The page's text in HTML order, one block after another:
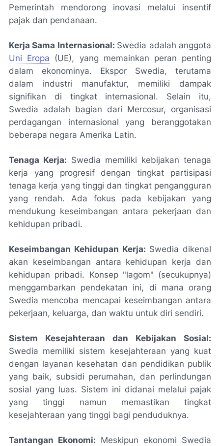
Pemerintah mendorong inovasi melalui insentif
pajak dan pendanaan.
Kerja Sama Internasional: Swedia adalah anggota
Uni Eropa (UE), yang memainkan peran penting
dalam ekonominya. Ekspor Swedia, terutama
dalam industri manufaktur, memiliki dampak
signifikan di tingkat internasional. Selain itu,
Swedia adalah bagian dari Mercosur, organisasi
perdagangan internasional yang beranggotakan
beberapa negara Amerika Latin.
Tenaga Kerja: Swedia memiliki kebijakan tenaga
kerja yang progresif dengan tingkat partisipasi
tenaga kerja yang tinggi dan tingkat pengangguran
yang rendah. Ada fokus pada kebijakan yang
mendukung keseimbangan antara pekerjaan dan
kehidupan pribadi.
Keseimbangan Kehidupan Kerja: Swedia dikenal
akan keseimbangan antara kehidupan kerja dan
kehidupan pribadi. Konsep "lagom" (secukupnya)
menggambarkan pendekatan ini, di mana orang
Swedia mencoba mencapai keseimbangan antara
pekerjaan, keluarga, dan waktu untuk diri sendiri.
Sistem Kesejahteraan dan Kebijakan Sosial:
Swedia memiliki sistem kesejahteraan yang kuat
dengan layanan kesehatan dan pendidikan publik
yang baik, subsidi perumahan, dan perlindungan
sosial yang luas. Sistem ini didanai melalui pajak
yang tinggi namun memastikan tingkat
kesejahteraan yang tinggi bagi penduduknya.
Tantangan Ekonomi: Meskipun ekonomi Swedia